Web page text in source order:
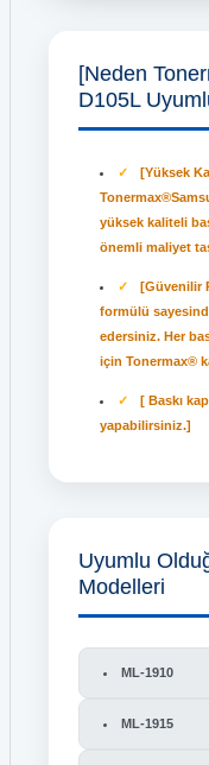
[Neden
D105L
[Yüksek
yüksek kaliteli
önemli maliyet
[Güvenilir
formülü
edersiniz. Her
için Tonermax®
[ Baskı
yapabilirsiniz.]
Uyumlu
Modelleri
ML-1910
ML-1915